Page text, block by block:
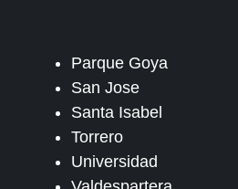
Parque Goya
San Jose
Santa Isabel
Torrero
Universidad